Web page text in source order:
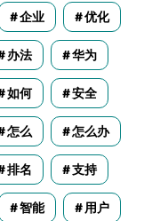
企业 优化
办法 华为
如何 安全
怎么 怎么办
排名 支持
智能 用户